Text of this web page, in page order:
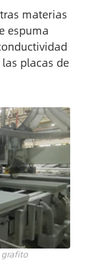
materias
espuma
placas de
grafito